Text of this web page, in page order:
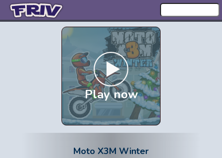
Play now
Moto X3M Winter